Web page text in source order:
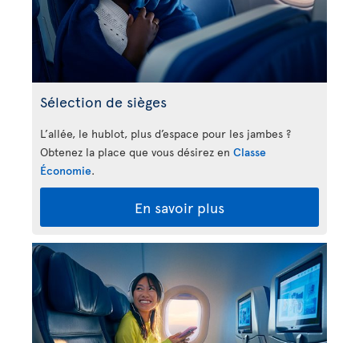
Sélection de sièges
L’allée, le hublot, plus d’espace pour les jambes ?
Obtenez la place que vous désirez en Classe
Économie.
En savoir plus